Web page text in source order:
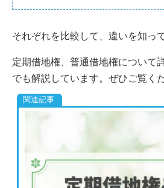
それぞれを比較して、違いを知っ
定期借地権、普通借地権について
でも解説しています。ぜひご覧く